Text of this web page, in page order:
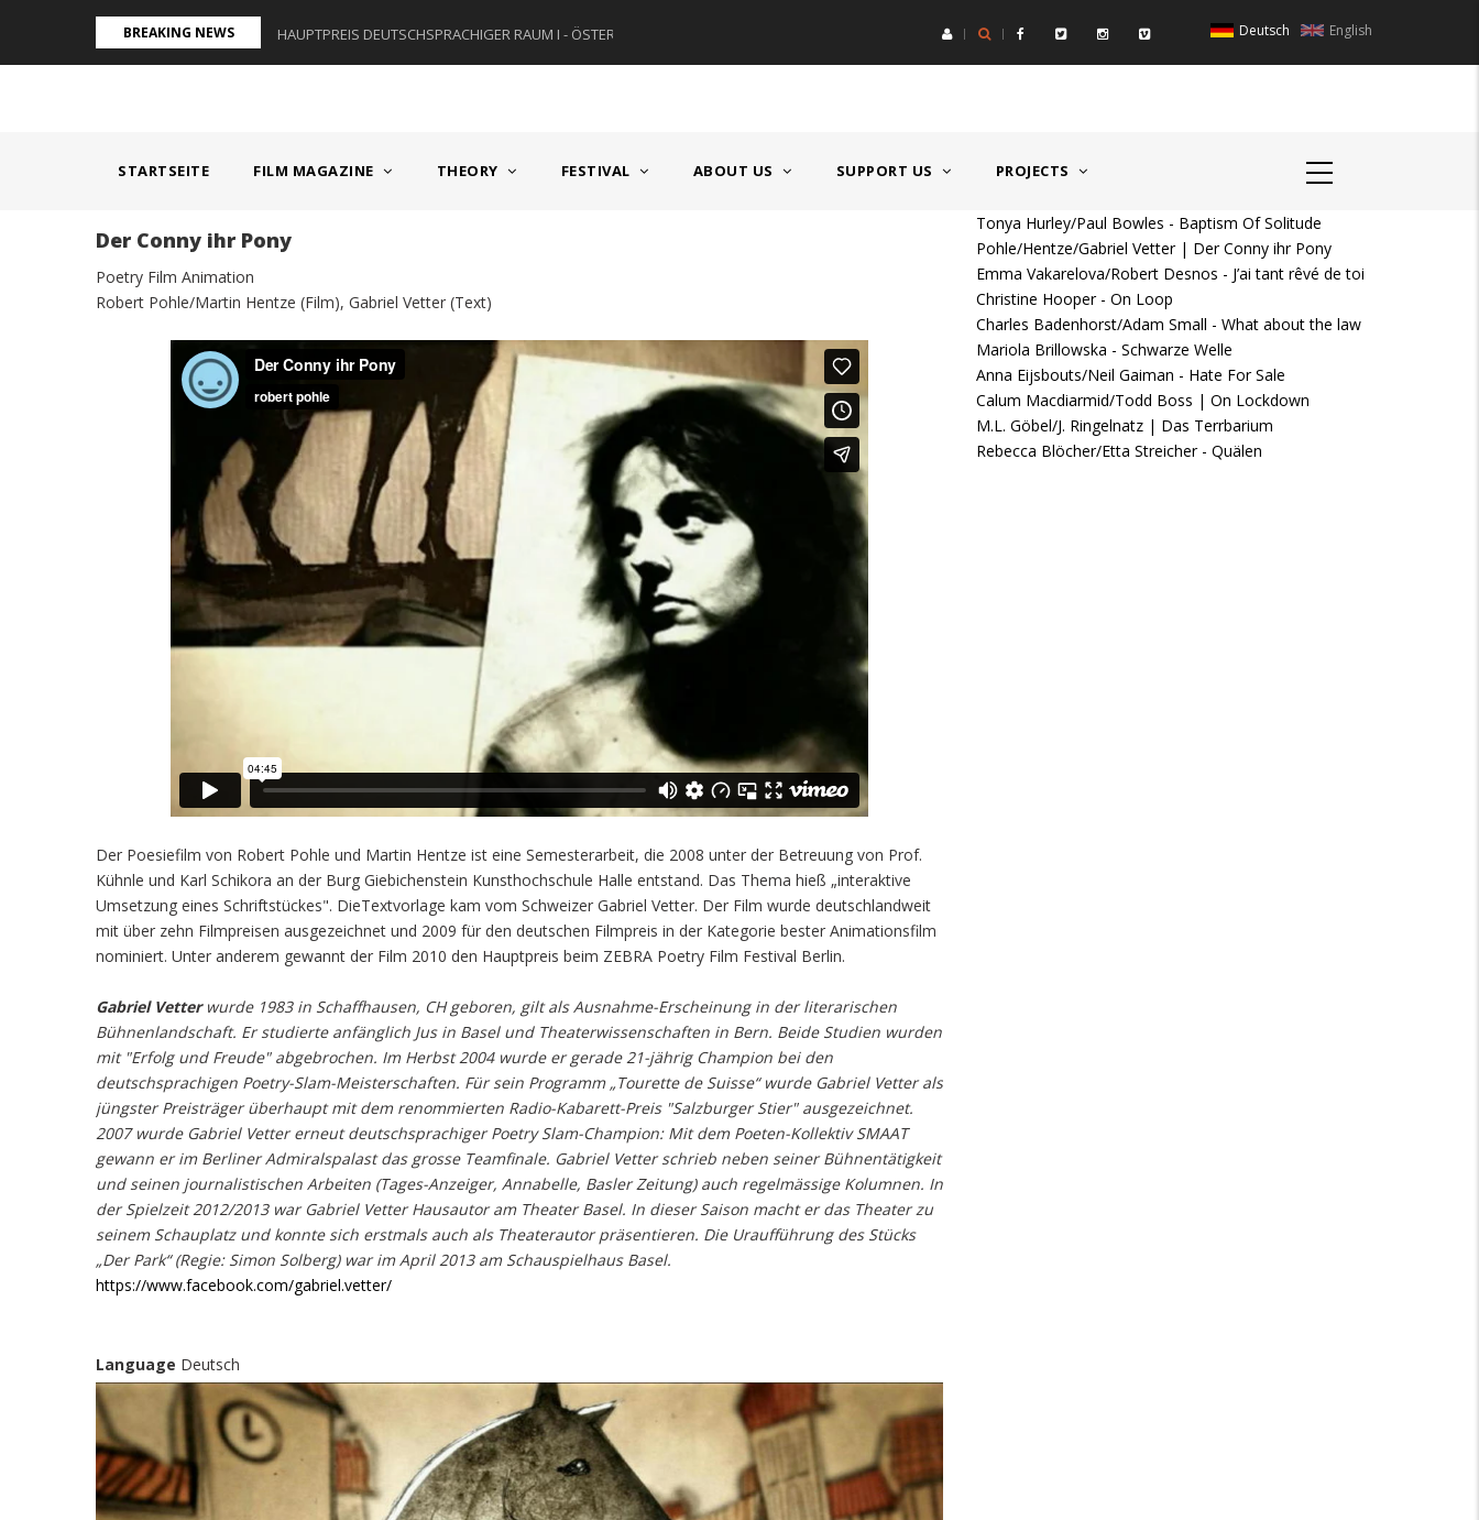
Inhalt
BREAKING NEWS
I - ÖSTERREICH HAUPTPREIS DEUTSCHSPRACHIGER RAUM I - ÖSTERREICH HAUPTPREIS DEUTSCHSPRACHIGER RAUM I - ÖSTERREICH HAUPTPREIS
English
Deutsch
STARTSEITE FILM MAGAZINE THEORY FESTIVAL ABOUT US SUPPORT US PROJECTS
Der Conny ihr Pony
Poetry Film Animation
Robert Pohle/Martin Hentze (Film), Gabriel Vetter (Text)
Der Poesiefilm von Robert Pohle und Martin Hentze ist eine Semesterarbeit, die 2008 unter der Betreuung von Prof.
Kühnle und Karl Schikora an der Burg Giebichenstein Kunsthochschule Halle entstand. Das Thema hieß „interaktive
Umsetzung eines Schriftstückes". DieTextvorlage kam vom Schweizer Gabriel Vetter. Der Film wurde deutschlandweit
mit über zehn Filmpreisen ausgezeichnet und 2009 für den deutschen Filmpreis in der Kategorie bester Animationsfilm
nominiert. Unter anderem gewannt der Film 2010 den Hauptpreis beim ZEBRA Poetry Film Festival Berlin.
Gabriel Vetter wurde 1983 in Schaffhausen, CH geboren, gilt als Ausnahme-Erscheinung in der literarischen
Bühnenlandschaft. Er studierte anfänglich Jus in Basel und Theaterwissenschaften in Bern. Beide Studien wurden
mit "Erfolg und Freude" abgebrochen. Im Herbst 2004 wurde er gerade 21-jährig Champion bei den
deutschsprachigen Poetry-Slam-Meisterschaften. Für sein Programm „Tourette de Suisse“ wurde Gabriel Vetter als
jüngster Preisträger überhaupt mit dem renommierten Radio-Kabarett-Preis "Salzburger Stier" ausgezeichnet.
2007 wurde Gabriel Vetter erneut deutschsprachiger Poetry Slam-Champion: Mit dem Poeten-Kollektiv SMAAT
gewann er im Berliner Admiralspalast das grosse Teamfinale. Gabriel Vetter schrieb neben seiner Bühnentätigkeit
und seinen journalistischen Arbeiten (Tages-Anzeiger, Annabelle, Basler Zeitung) auch regelmässige Kolumnen. In
der Spielzeit 2012/2013 war Gabriel Vetter Hausautor am Theater Basel. In dieser Saison macht er das Theater zu
seinem Schauplatz und konnte sich erstmals auch als Theaterautor präsentieren. Die Uraufführung des Stücks
„Der Park“ (Regie: Simon Solberg) war im April 2013 am Schauspielhaus Basel.
https://www.facebook.com/gabriel.vetter/
Language Deutsch
Tonya Hurley/Paul Bowles - Baptism Of Solitude
Pohle/Hentze/Gabriel Vetter | Der Conny ihr Pony
Emma Vakarelova/Robert Desnos - J’ai tant rêvé de toi
Christine Hooper - On Loop
Charles Badenhorst/Adam Small - What about the law
Mariola Brillowska - Schwarze Welle
Anna Eijsbouts/Neil Gaiman - Hate For Sale
Calum Macdiarmid/Todd Boss | On Lockdown
M.L. Göbel/J. Ringelnatz | Das Terrbarium
Rebecca Blöcher/Etta Streicher - Quälen